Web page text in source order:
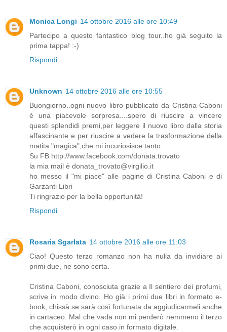
Monica Longi 14 ottobre 2016 alle ore 10:49
Partecipo a questo fantastico blog tour..ho già seguito la
prima tappa! :-)
Rispondi
Unknown 14 ottobre 2016 alle ore 10:55
Buongiorno..ogni nuovo libro pubblicato da Cristina Caboni
è una piacevole sorpresa....spero di riuscire a vincere
questi splendidi premi,per leggere il nuovo libro dalla storia
affascinante e per riuscire a vedere la trasformazione della
matita "magica",che mi incuriosisce tanto.
Su FB http://www.facebook.com/donata.trovato
la mia mail è donata_trovato@virgilio.it
ho messo il "mi piace" alle pagine di Cristina Caboni e di
Garzanti Libri
Ti ringrazio per la bella opportunità!
Rispondi
Rosaria Sgarlata 14 ottobre 2016 alle ore 11:03
Ciao! Questo terzo romanzo non ha nulla da invidiare ai
primi due, ne sono certa.
Cristina Caboni, conosciuta grazie a Il sentiero dei profumi,
scrive in modo divino. Ho già i primi due libri in formato e-
book, chissà se sarà così fortunata da aggiudicarmeli anche
in cartaceo. Mal che vada non mi perderò nemmeno il terzo
che acquisterò in ogni caso in formato digitale.